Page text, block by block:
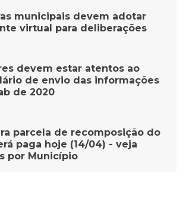
municipais devem adotar
virtual para deliberações
devem estar atentos ao
de envio das informações
de 2020
parcela de recomposição do
paga hoje (14/04) - veja
por Município